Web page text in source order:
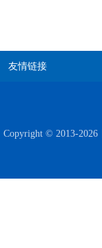
友情链接
Copyright © 2013-2026